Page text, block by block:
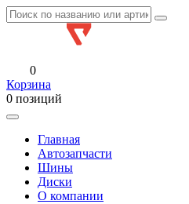
0
Корзина
0 позиций
Главная
Автозапчасти
Шины
Диски
О компании